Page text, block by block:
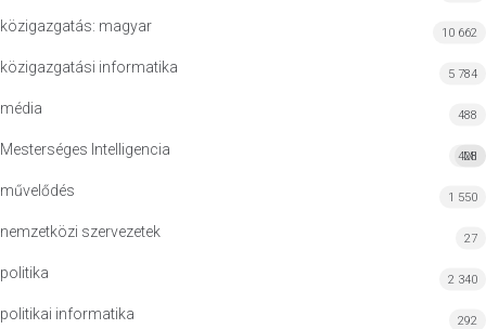
közigazgatás: magyar 10 662
közigazgatási informatika 5 784
média 488
Mesterséges Intelligencia MI
428
művelődés 1 550
nemzetközi szervezetek 27
politika 2 340
politikai informatika 292